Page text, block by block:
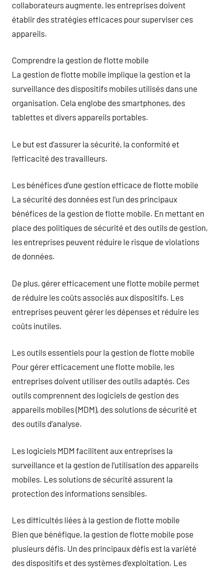
collaborateurs augmente, les entreprises doivent
établir des stratégies efficaces pour superviser ces
appareils.
Comprendre la gestion de flotte mobile
La gestion de flotte mobile implique la gestion et la
surveillance des dispositifs mobiles utilisés dans une
organisation. Cela englobe des smartphones, des
tablettes et divers appareils portables.
Le but est d’assurer la sécurité, la conformité et
l’efficacité des travailleurs.
Les bénéfices d’une gestion efficace de flotte mobile
La sécurité des données est l’un des principaux
bénéfices de la gestion de flotte mobile. En mettant en
place des politiques de sécurité et des outils de gestion,
les entreprises peuvent réduire le risque de violations
de données.
De plus, gérer efficacement une flotte mobile permet
de réduire les coûts associés aux dispositifs. Les
entreprises peuvent gérer les dépenses et réduire les
coûts inutiles.
Les outils essentiels pour la gestion de flotte mobile
Pour gérer efficacement une flotte mobile, les
entreprises doivent utiliser des outils adaptés. Ces
outils comprennent des logiciels de gestion des
appareils mobiles (MDM), des solutions de sécurité et
des outils d’analyse.
Les logiciels MDM facilitent aux entreprises la
surveillance et la gestion de l’utilisation des appareils
mobiles. Les solutions de sécurité assurent la
protection des informations sensibles.
Les difficultés liées à la gestion de flotte mobile
Bien que bénéfique, la gestion de flotte mobile pose
plusieurs défis. Un des principaux défis est la variété
des dispositifs et des systèmes d’exploitation. Les